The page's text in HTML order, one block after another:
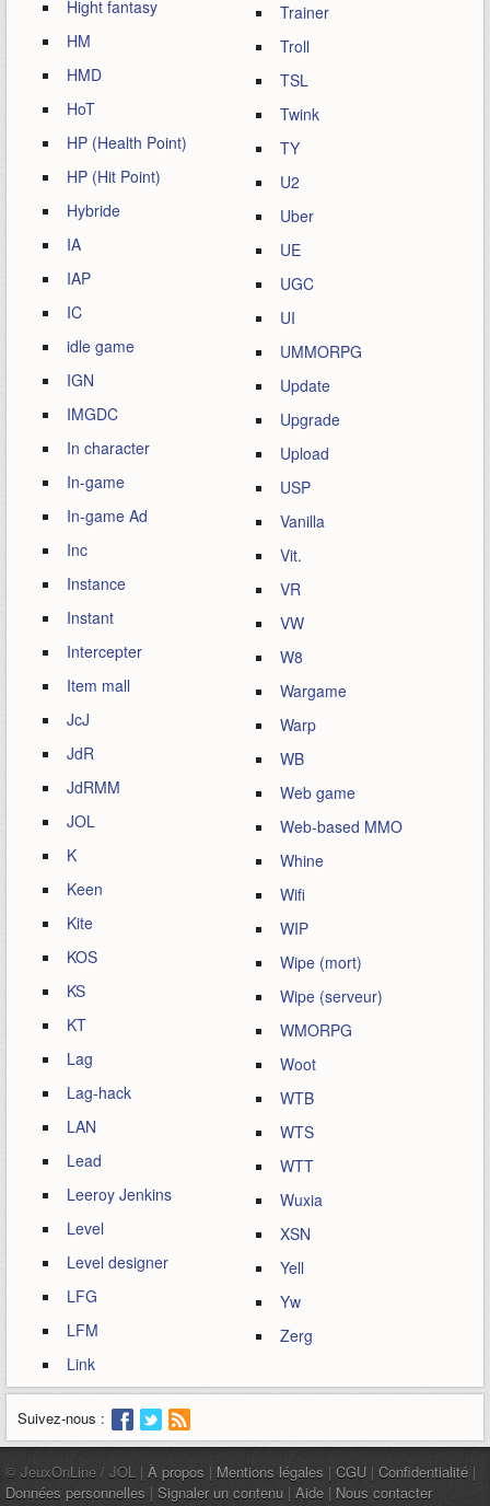
Hight fantasy
HM
HMD
HoT
HP (Health Point)
HP (Hit Point)
Hybride
IA
IAP
IC
idle game
IGN
IMGDC
In character
In-game
In-game Ad
Inc
Instance
Instant
Intercepter
Item mall
JcJ
JdR
JdRMM
JOL
K
Keen
Kite
KOS
KS
KT
Lag
Lag-hack
LAN
Lead
Leeroy Jenkins
Level
Level designer
LFG
LFM
Link
Trainer
Troll
TSL
Twink
TY
U2
Uber
UE
UGC
UI
UMMORPG
Update
Upgrade
Upload
USP
Vanilla
Vit.
VR
VW
W8
Wargame
Warp
WB
Web game
Web-based MMO
Whine
Wifi
WIP
Wipe (mort)
Wipe (serveur)
WMORPG
Woot
WTB
WTS
WTT
Wuxia
XSN
Yell
Yw
Zerg
Suivez-nous :
© JeuxOnLine / JOL | À propos | Mentions légales | CGU | Confidentialité |
Données personnelles | Signaler un contenu | Aide | Nous contacter